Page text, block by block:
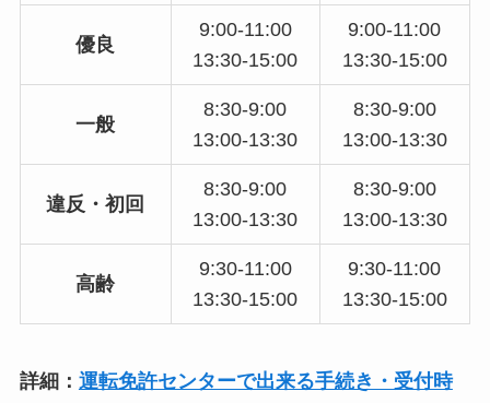
優良
9:00-11:00
13:30-15:00
9:00-11:00
13:30-15:00
一般
8:30-9:00
13:00-13:30
8:30-9:00
13:00-13:30
違反・初回
8:30-9:00
13:00-13:30
8:30-9:00
13:00-13:30
高齢
9:30-11:00
13:30-15:00
9:30-11:00
13:30-15:00
詳細： 運転免許センターで出来る手続き・受付時